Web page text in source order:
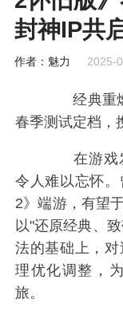
封神IP共
作者：魅力 2025-
经典重燃
春季测试定档，
在游戏发
令人难以忘怀
2》端游，有望
以"还原经典、
法的基础上，
理优化调整，
旅。